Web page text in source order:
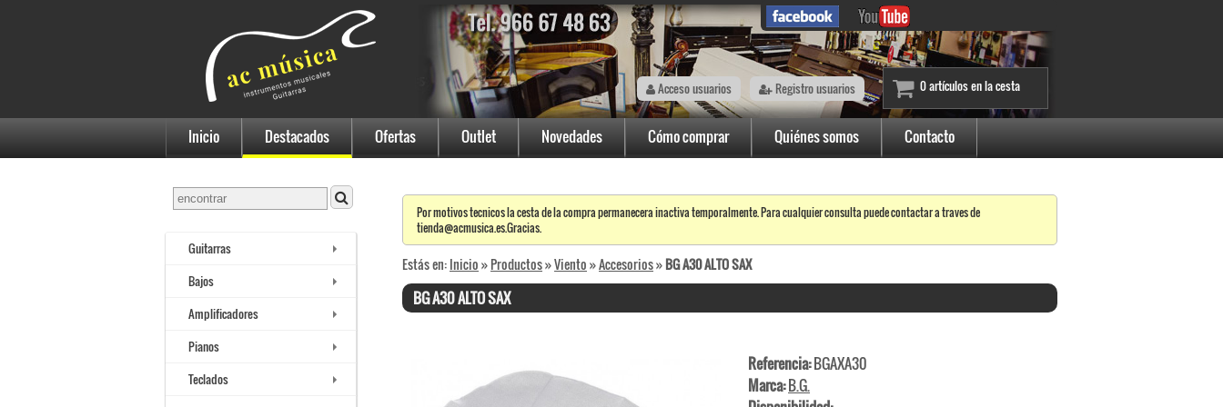
Acceso usuarios Registro usuarios 0 artículos en la cesta
Inicio Destacados Ofertas Outlet Novedades Cómo comprar Quiénes somos Contacto
Guitarras
Bajos
Amplificadores
Pianos
Teclados
Por motivos tecnicos la cesta de la compra permanecera inactiva temporalmente. Para cualquier consulta puede contactar a traves de
tienda@acmusica.es.Gracias.
Estás en:Inicio»Productos»Viento»Accesorios»BG A30 ALTO SAX
BG A30 ALTO SAX
Referencia:BGAXA30
Marca:B.G.